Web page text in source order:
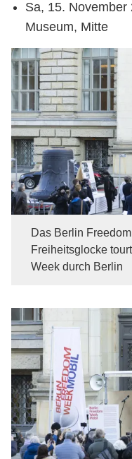
Das Berlin
Freiheitsglocke
Week durch Berlin
Sa, 15. November
Museum, Mitte